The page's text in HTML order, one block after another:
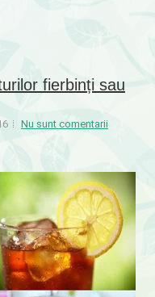
fierbinți sau
Nu sunt comentarii